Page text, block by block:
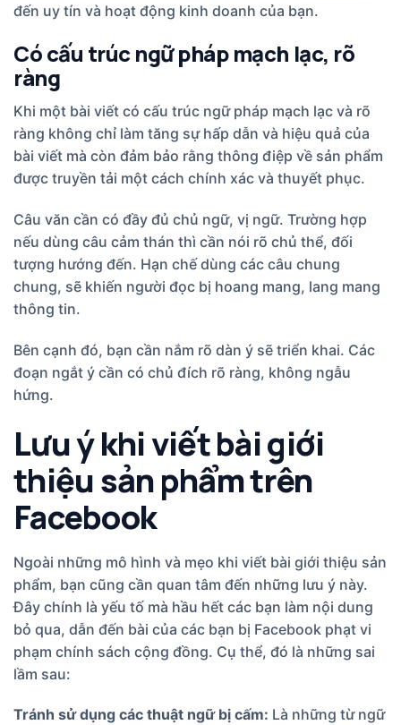
đến uy tín và hoạt động kinh doanh của bạn.
Có cấu trúc ngữ pháp mạch lạc, rõ
ràng
Khi một bài viết có cấu trúc ngữ pháp mạch lạc và rõ
ràng không chỉ làm tăng sự hấp dẫn và hiệu quả của
bài viết mà còn đảm bảo rằng thông điệp về sản phẩm
được truyền tải một cách chính xác và thuyết phục.
Câu văn cần có đầy đủ chủ ngữ, vị ngữ. Trường hợp
nếu dùng câu cảm thán thì cần nói rõ chủ thể, đối
tượng hướng đến. Hạn chế dùng các câu chung
chung, sẽ khiến người đọc bị hoang mang, lang mang
thông tin.
Bên cạnh đó, bạn cần nắm rõ dàn ý sẽ triển khai. Các
đoạn ngắt ý cần có chủ đích rõ ràng, không ngẫu
hứng.
Lưu ý khi viết bài giới
thiệu sản phẩm trên
Facebook
Ngoài những mô hình và mẹo khi viết bài giới thiệu sản
phẩm, bạn cũng cần quan tâm đến những lưu ý này.
Đây chính là yếu tố mà hầu hết các bạn làm nội dung
bỏ qua, dẫn đến bài của các bạn bị Facebook phạt vi
phạm chính sách cộng đồng. Cụ thể, đó là những sai
lầm sau:
Tránh sử dụng các thuật ngữ bị cấm: Là những từ ngữ